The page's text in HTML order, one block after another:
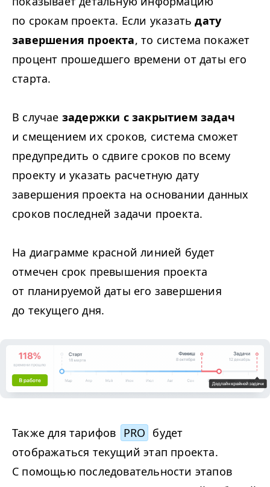
по срокам проекта. Если указатьдату
завершения проекта, то система покажет
процент прошедшего времени от даты его
старта.
В случае задержки с закрытием задач
и смещением их сроков, система сможет
предупредить о сдвиге сроков по всему
проекту и указать расчетную дату
завершения проекта на основании данных
сроков последней задачи проекта.
На диаграмме красной линией будет
отмечен срок превышения проекта
от планируемой даты его завершения
до текущего дня.
Также для тарифов PRO будет
отображаться текущий этап проекта.
С помощью последовательности этапов